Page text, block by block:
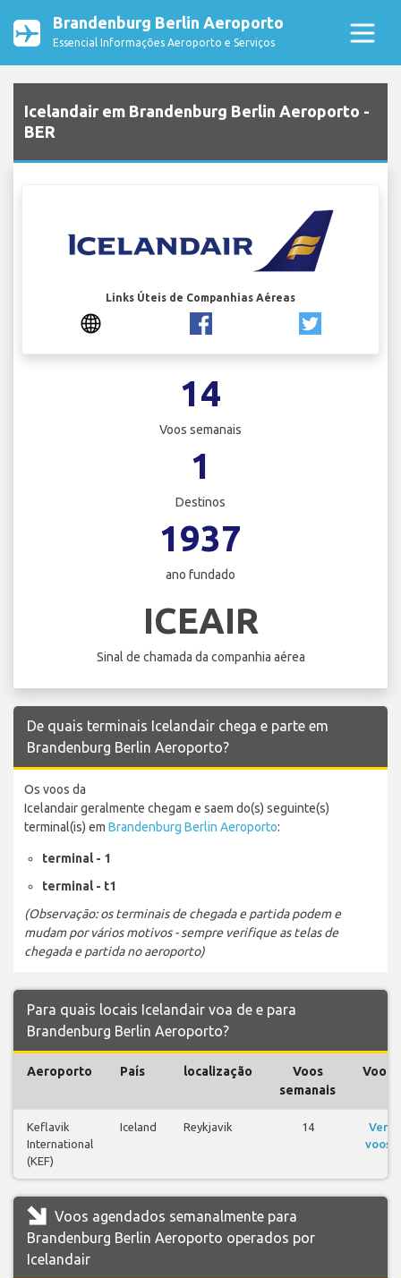
Brandenburg Berlin Aeroporto
Essencial Informações Aeroporto e Serviços
Icelandair em Brandenburg Berlin Aeroporto -
BER
Links Úteis de Companhias Aéreas
14
Voos semanais
1
Destinos
1937
ano fundado
ICEAIR
Sinal de chamada da companhia aérea
De quais terminais Icelandair chega e parte em
Brandenburg Berlin Aeroporto?
Os voos da
Icelandair geralmente chegam e saem do(s) seguinte(s)
terminal(is) em Brandenburg Berlin Aeroporto:
terminal - 1
terminal - t1
(Observação: os terminais de chegada e partida podem e
mudam por vários motivos - sempre verifique as telas de
chegada e partida no aeroporto)
Para quais locais Icelandair voa de e para
Brandenburg Berlin Aeroporto?
Aeroporto País localização
Voos
semanais
Voos
Keflavik
International
(KEF)
Iceland Reykjavik 14
Ver
voos
Voos agendados semanalmente para
Brandenburg Berlin Aeroporto operados por
Icelandair